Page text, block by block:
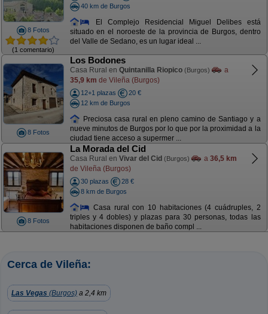
8 Fotos
(1 comentario)
40 km de Burgos
El Complejo Residencial Miguel Delibes está
situado en el noroeste de la provincia de Burgos, dentro
del Valle de Sedano, es un lugar ideal ...
8 Fotos
Los Bodones
Casa Rural en Quintanilla Riopico (Burgos)
a
35,9 km de Vileña (Burgos)
12+1 plazas
20 €
12 km de Burgos
Preciosa casa rural en pleno camino de Santiago y a
nueve minutos de Burgos por lo que por la proximidad a la
ciudad tiene acceso a supermer ...
8 Fotos
La Morada del Cid
Casa Rural en Vivar del Cid (Burgos) a 36,5 km
de Vileña (Burgos)
30 plazas
28 €
8 km de Burgos
Casa rural con 10 habitaciones (4 cuádruples, 2
triples y 4 dobles) y plazas para 30 personas, todas las
habitaciones disponen de baño compl ...
Cerca de Vileña:
Las Vegas (Burgos) a 2,4 km